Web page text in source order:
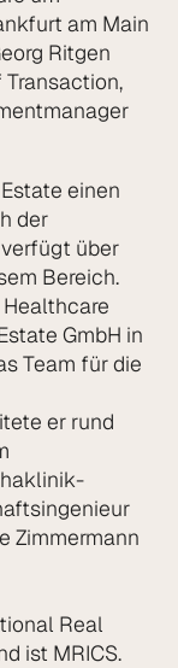
am Main
Ritgen
einen
der
über
Bereich.
GmbH in
Team für die
er rund
Zimmermann
Real
ist MRICS.